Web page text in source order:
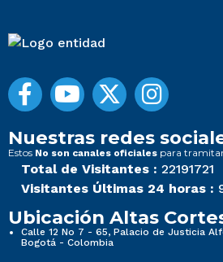
Nuestras redes
Estos No son canales oficiales para
Total de Visitantes : 22191721
Visitantes Últimas 24 horas :
Ubicación Altas
Calle 12 No 7 - 65, Palacio de Justicia
Bogotá - Colombia